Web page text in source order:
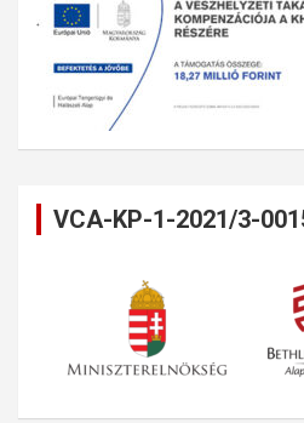
VCA-KP-1-2021/3-